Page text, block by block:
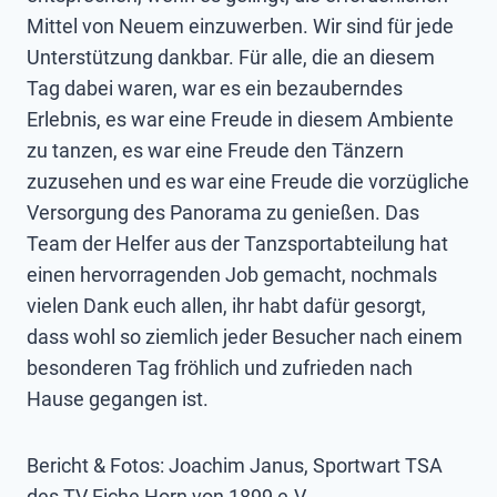
Mittel von Neuem einzuwerben. Wir sind für jede
Unterstützung dankbar. Für alle, die an diesem
Tag dabei waren, war es ein bezauberndes
Erlebnis, es war eine Freude in diesem Ambiente
zu tanzen, es war eine Freude den Tänzern
zuzusehen und es war eine Freude die vorzügliche
Versorgung des Panorama zu genießen. Das
Team der Helfer aus der Tanzsportabteilung hat
einen hervorragenden Job gemacht, nochmals
vielen Dank euch allen, ihr habt dafür gesorgt,
dass wohl so ziemlich jeder Besucher nach einem
besonderen Tag fröhlich und zufrieden nach
Hause gegangen ist.
Bericht & Fotos: Joachim Janus, Sportwart TSA